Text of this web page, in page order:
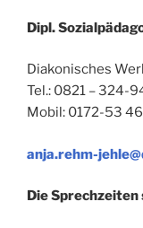
Dipl.
Diakonisches
Tel.: 0821 – 324-
Mobil: 0172-53
anja.rehm-
Die